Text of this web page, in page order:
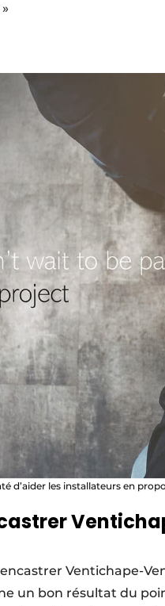
d’aider les installateurs en
Ventichape-
un bon résultat du